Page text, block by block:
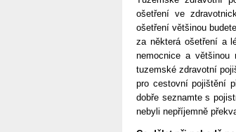
ošetření ve
ošetření většinou
za některá ošetření a
nemocnice a
tuzemské zdravotní
pro cestovní pojištění
dobře seznamte s
nebyli nepříjemně